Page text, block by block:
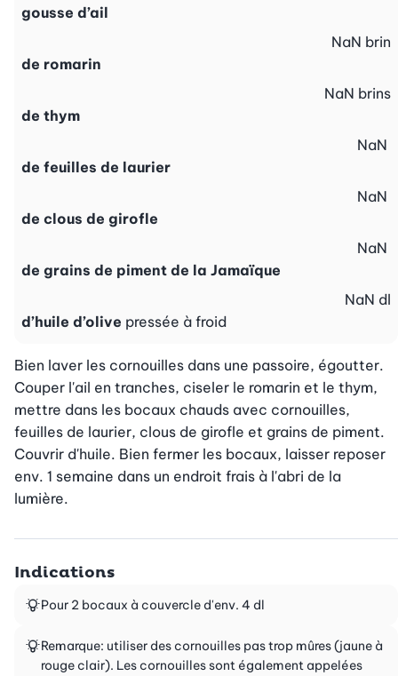
gousse d’ail
de romarin
NaN brin
de thym
NaN brins
de feuilles de laurier
NaN
de clous de girofle
NaN
de grains de piment de la Jamaïque
NaN
d’huile d’olive pressée à froid
NaN dl
Bien laver les cornouilles dans une passoire, égoutter.
Couper l'ail en tranches, ciseler le romarin et le thym,
mettre dans les bocaux chauds avec cornouilles,
feuilles de laurier, clous de girofle et grains de piment.
Couvrir d'huile. Bien fermer les bocaux, laisser reposer
env. 1 semaine dans un endroit frais à l'abri de la
lumière.
Indications
Pour 2 bocaux à couvercle d'env. 4 dl
Remarque: utiliser des cornouilles pas trop mûres (jaune à
rouge clair). Les cornouilles sont également appelées